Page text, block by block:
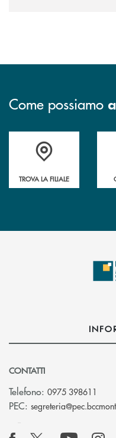
Come possiamo
Accedi all' elenco
TROVA LA FILIALE
CONTATTI
Telefono: 0975 398611
PEC: